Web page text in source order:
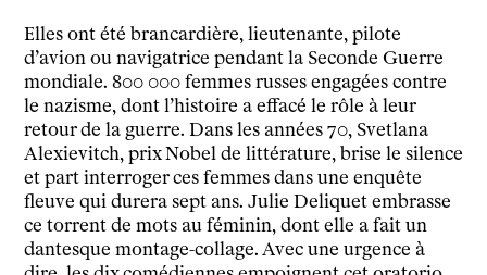
Elles ont été brancardière, lieutenante, pilote
d’avion ou navigatrice pendant la Seconde Guerre
mondiale. 800 000 femmes russes engagées contre
le nazisme, dont l’histoire a effacé le rôle à leur
retour de la guerre. Dans les années 70, Svetlana
Alexievitch, prix Nobel de littérature, brise le silence
et part interroger ces femmes dans une enquête
fleuve qui durera sept ans. Julie Deliquet embrasse
ce torrent de mots au féminin, dont elle a fait un
dantesque montage-collage. Avec une urgence à